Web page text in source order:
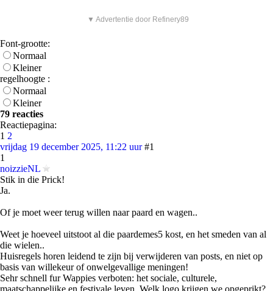
▼ Advertentie door Refinery89
Font-grootte:
Normaal
Kleiner
regelhoogte :
Normaal
Kleiner
79 reacties
Reactiepagina:
1 2
vrijdag 19 december 2025, 11:22 uur #1
1
noizzieNL
Stik in die Prick!
Ja.
Of je moet weer terug willen naar paard en wagen..
Weet je hoeveel uitstoot al die paardemes5 kost, en het smeden van al
die wielen..
Huisregels horen leidend te zijn bij verwijderen van posts, en niet op
basis van willekeur of onwelgevallige meningen!
Sehr schnell fur Wappies verboten: het sociale, culturele,
maatschappelijke en festivale leven. Welk logo krijgen we opgeprikt?